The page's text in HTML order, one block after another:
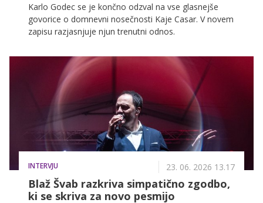
Karlo Godec se je končno odzval na vse glasnejše
govorice o domnevni nosečnosti Kaje Casar. V novem
zapisu razjasnjuje njun trenutni odnos.
INTERVJU 23. 06. 2026 13.17
Blaž Švab razkriva simpatično zgodbo,
ki se skriva za novo pesmijo